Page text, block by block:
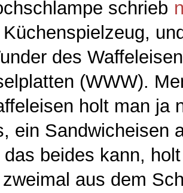
schrieb
des
(WWW).
holt man ja
ein Sandwicheisen
das beides kann,
aus dem